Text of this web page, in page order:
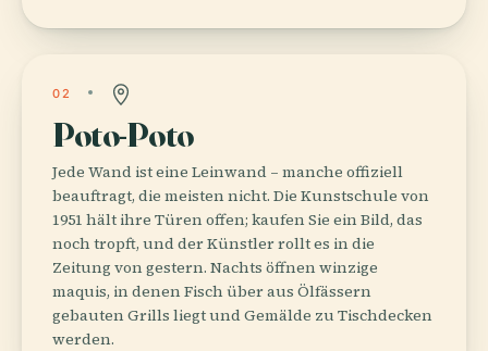
02
Poto-Poto
Jede Wand ist eine Leinwand – manche offiziell
beauftragt, die meisten nicht. Die Kunstschule von
1951 hält ihre Türen offen; kaufen Sie ein Bild, das
noch tropft, und der Künstler rollt es in die
Zeitung von gestern. Nachts öffnen winzige
maquis, in denen Fisch über aus Ölfässern
gebauten Grills liegt und Gemälde zu Tischdecken
werden.